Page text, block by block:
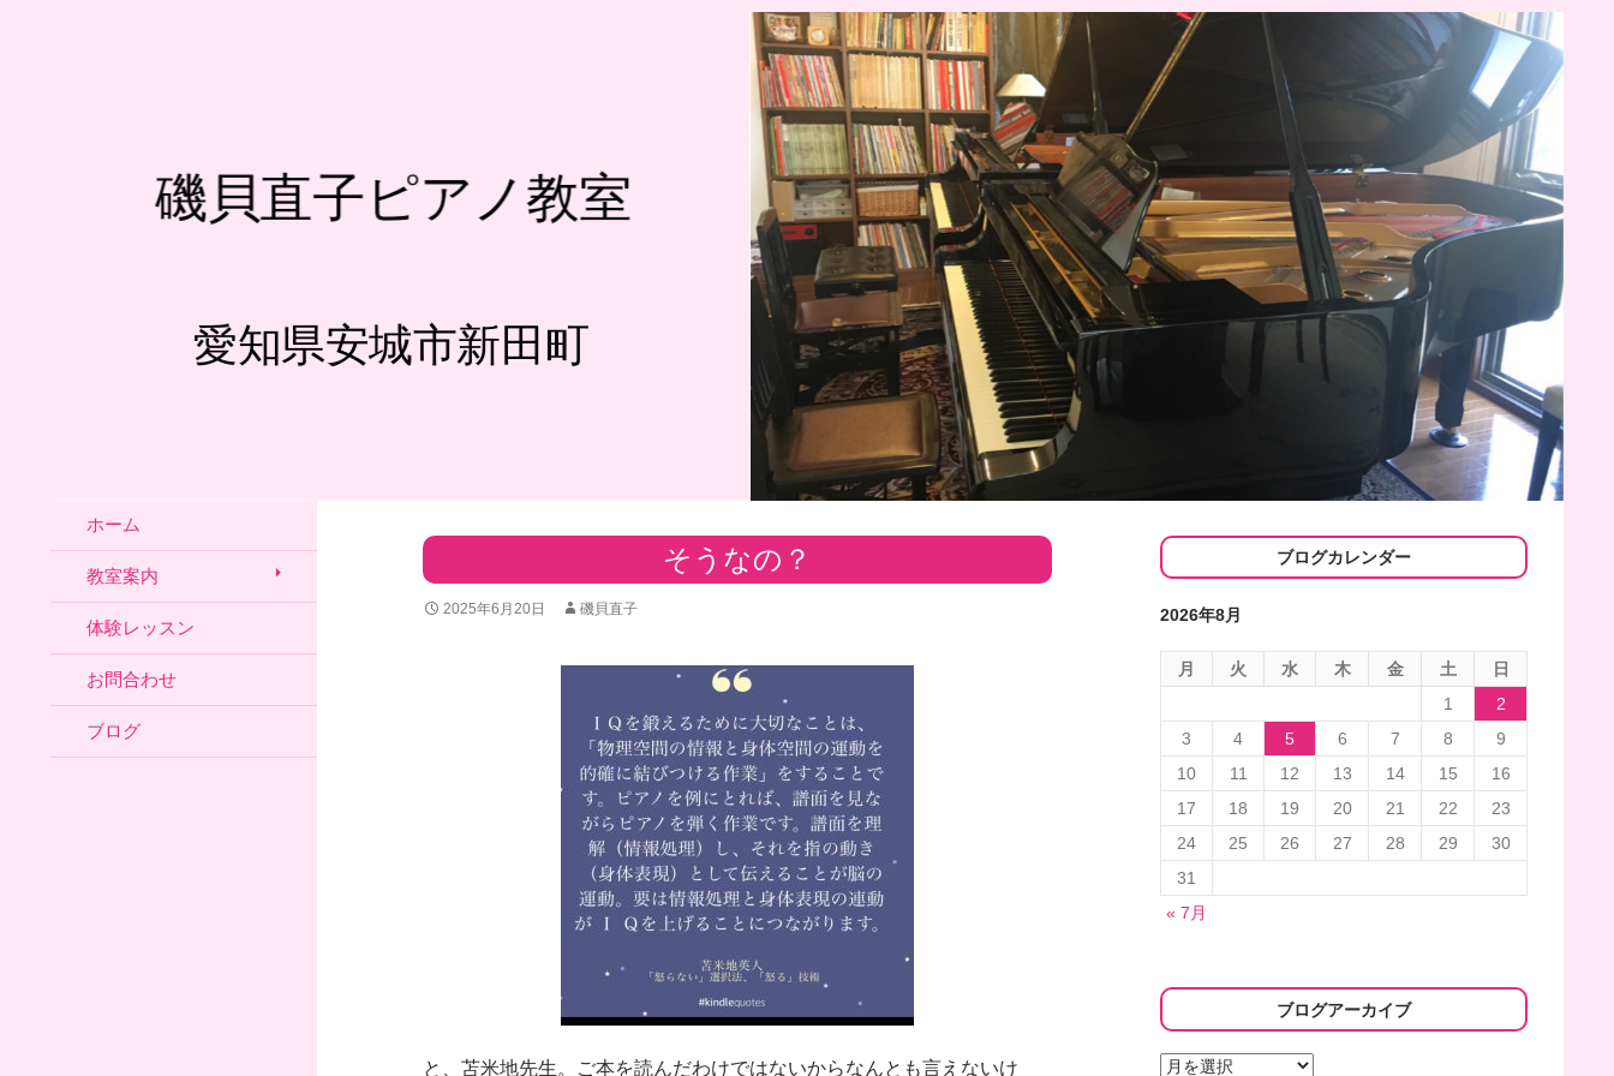
愛知県安城市新田町
磯貝直子ピアノ教室
そうなの？
2025年6月20日 磯貝直子
と、苫米地先生。ご本を読んだわけではないからなんとも言えないけ
ブログカレンダー
2026年8月
月 火 水 木 金 土
日
1
2
3
4 5 6 7 8
9
10
11 12 13 14 15
16
17
18 19 20 21 22
23
24
25 26 27 28 29
30
31
« 7月
ブログアーカイブ
ブ
ホーム
教室案内
体験レッスン
お問合わせ
ブログ